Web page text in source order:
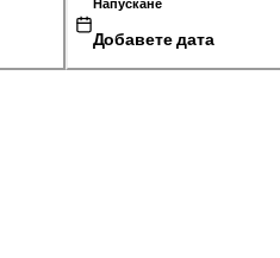
Напускане
Добавете дата